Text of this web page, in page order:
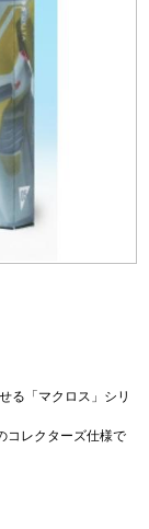
る「マクロス」シリ
コレクターズ仕様で